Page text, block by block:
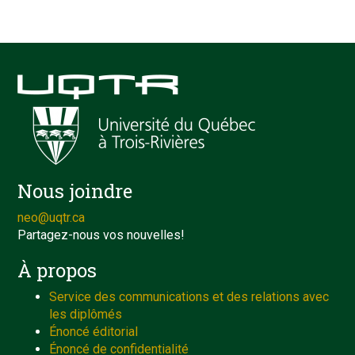
Nous joindre
neo@uqtr.ca
Partagez-nous vos nouvelles!
À propos
Service des communications et des relations avec
les diplômés
Énoncé éditorial
Énoncé de confidentialité